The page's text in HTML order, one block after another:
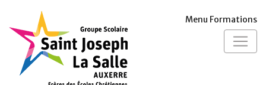
Menu Formations